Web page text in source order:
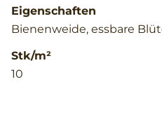
Eigenschaften
Bienenweide, essbare
Stk/m²
10